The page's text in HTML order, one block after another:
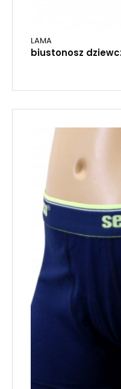
LAMA
biustonosz